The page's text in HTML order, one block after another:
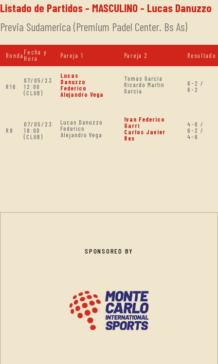
Listado de Partidos - MASCULINO - Lucas Danuzzo
Previa Sudamerica (Premium Padel Center. Bs As)
Ronda Fecha y
Hora
Pareja 1 Pareja 2 Resultado
R16
07/05/23
12:00
(CLUB)
Lucas
Danuzzo
Federico
Alejandro Vega
Tomas Garcia
Ricardo Martin
Garcia
6-2 /
6-2
R8
07/05/23
18:00
(CLUB)
Lucas Danuzzo
Federico
Alejandro Vega
Ivan Federico
Garri
Carlos Javier
Res
4-6 /
6-2 /
4-6
SPONSORED BY